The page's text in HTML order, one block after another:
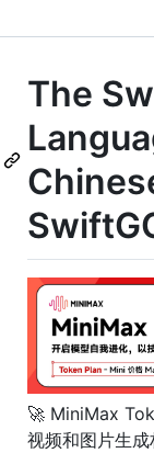
The
🚀 MiniMax
视频和图片生